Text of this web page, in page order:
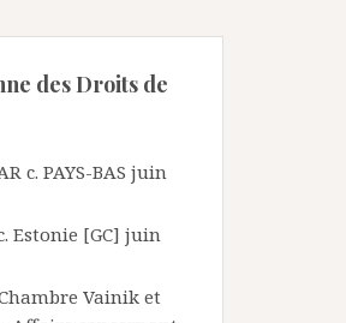
des Droits de
c. PAYS-BAS juin
Estonie [GC] juin
Vainik et